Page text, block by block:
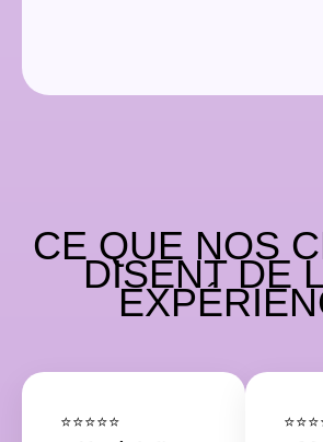
CE QUE NOS
DISENT DE
⭐⭐⭐⭐⭐